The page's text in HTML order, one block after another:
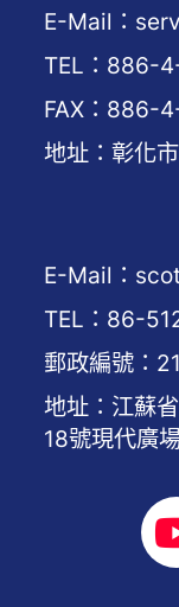
E-Mail：
TEL：886-
FAX：886-
地址：彰化
E-Mail：
TEL：86-
郵政編號：
地址：江蘇
18號現代廣